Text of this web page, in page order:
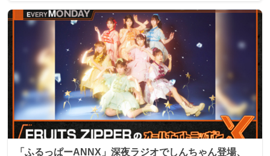
「ふるっぱーANNX」深夜ラジオでしんちゃん登場、